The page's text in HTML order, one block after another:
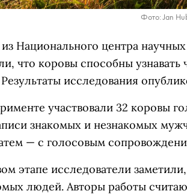
Фото: Jan
Национального центра
что коровы способны
исследования
участвовали 32 коровы
знакомых и незнакомых
— с голосовым
этапе исследователи
людей. Авторы работы